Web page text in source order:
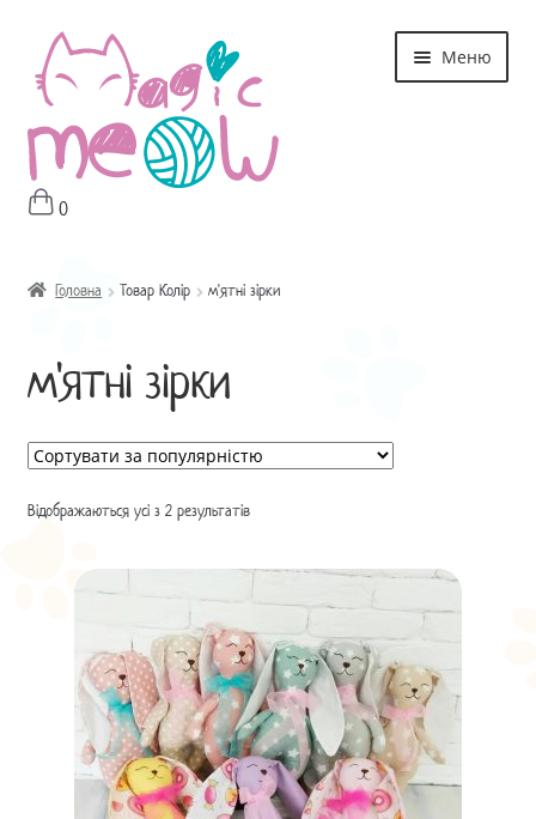
Перейти
до
навігації
Перейти
до
контенту
Меню
Головна
Магазин
Контакти
0
Головна Товар Колір м'ятні зірки
м'ятні зірки
Відображаються усі з 2 результатів